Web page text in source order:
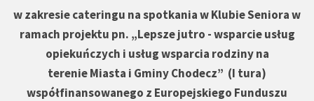
w zakresie cateringu na spotkania w Klubie Seniora w
ramach projektu pn. „Lepsze jutro - wsparcie usług
opiekuńczych i usług wsparcia rodziny na
terenie Miasta i Gminy Chodecz” (I tura)
współfinansowanego z Europejskiego Funduszu